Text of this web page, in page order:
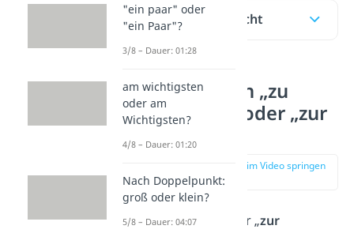
Inhaltsübersicht
Schreibt man „zu
Verfügung“ oder „zur
Verfügung“?
zur Stelle im Video springen
(00:15)
Du schreibst immer „zur
"ein paar" oder
"ein Paar"?
3/8 – Dauer: 01:28
am wichtigsten
oder am
Wichtigsten?
4/8 – Dauer: 01:20
Nach Doppelpunkt:
groß oder klein?
5/8 – Dauer: 04:07